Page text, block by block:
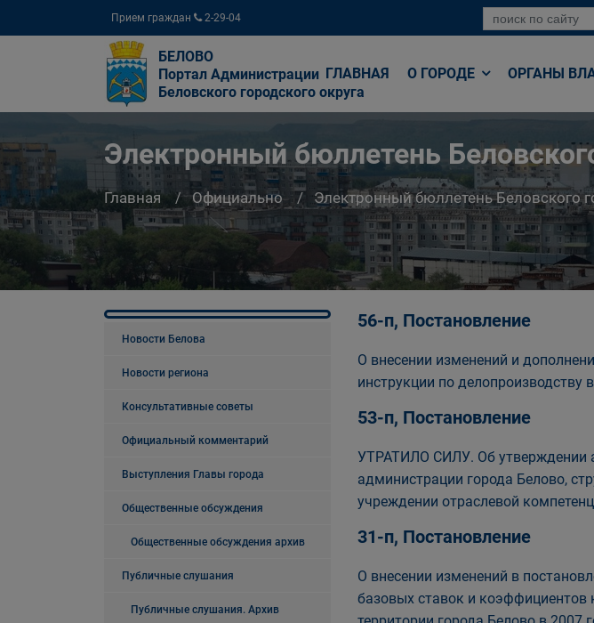
Прием граждан 2-29-04
БЕЛОВО
Портал Администрации
Беловского городского округа
ГЛАВНАЯ О ГОРОДЕ ОРГАНЫ
Электронный бюллетень
Главная Официально Электронный бюллетень Беловского
Новости Белова
Новости региона
Консультативные советы
Официальный комментарий
Выступления Главы города
Общественные обсуждения
Общественные обсуждения архив
Публичные слушания
Публичные слушания. Архив
56-п, Постановление
О внесении изменений и
инструкции по делопроизводству
53-п, Постановление
УТРАТИЛО СИЛУ. Об утверждении
администрации города Белово,
учреждении отраслевой
31-п, Постановление
О внесении изменений в
базовых ставок и коэффициентов